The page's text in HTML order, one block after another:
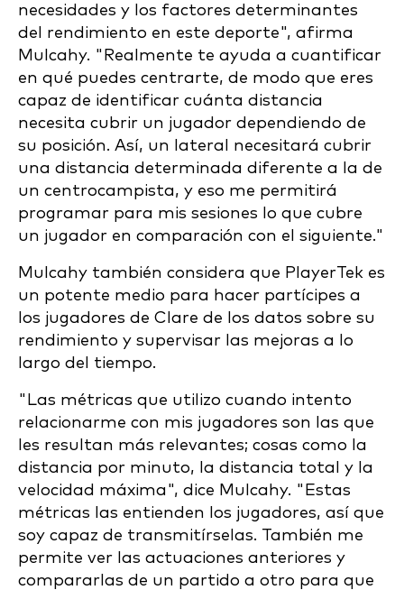
necesidades y los factores determinantes
del rendimiento en este deporte", afirma
Mulcahy. "Realmente te ayuda a cuantificar
en qué puedes centrarte, de modo que eres
capaz de identificar cuánta distancia
necesita cubrir un jugador dependiendo de
su posición. Así, un lateral necesitará cubrir
una distancia determinada diferente a la de
un centrocampista, y eso me permitirá
programar para mis sesiones lo que cubre
un jugador en comparación con el siguiente."
Mulcahy también considera que PlayerTek es
un potente medio para hacer partícipes a
los jugadores de Clare de los datos sobre su
rendimiento y supervisar las mejoras a lo
largo del tiempo.
"Las métricas que utilizo cuando intento
relacionarme con mis jugadores son las que
les resultan más relevantes; cosas como la
distancia por minuto, la distancia total y la
velocidad máxima", dice Mulcahy. "Estas
métricas las entienden los jugadores, así que
soy capaz de transmitírselas. También me
permite ver las actuaciones anteriores y
compararlas de un partido a otro para que